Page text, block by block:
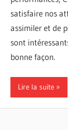
satisfaire nos
assimiler et de
sont
bonne façon.
Lire la suite